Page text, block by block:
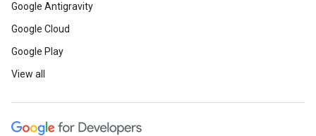
Google Antigravity
Google Cloud
Google Play
View all